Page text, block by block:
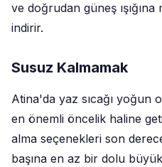
ve doğrudan güneş
indirir.
Susuz Kalmamak
Atina'da yaz sıcağı yoğun
en önemli öncelik haline
alma seçenekleri son
başına en az bir dolu